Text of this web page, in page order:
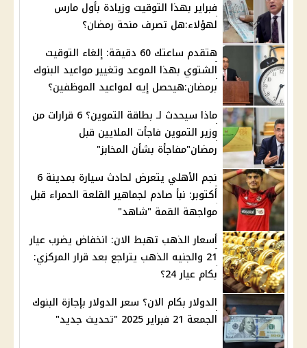
فبراير بهذا التوقيت وزيادة بأول مارس
لهؤلاء:هل تصرف منحة رمضان؟
هتقدم ساعتك 60 دقيقة: إلغاء التوقيت
الشتوي بهذا الموعد وتغيير مواعيد البنوك
برمضان:هيحصل إيه لمواعيد الموظفين؟
ماذا سيحدث لـ بطاقة التموين؟ 6 قرارات من
وزير التموين فاجأت الملايين قبل
رمضان"مفاجأة بشأن المخابز"
نجم الأهلي يتعرض لحادث سيارة بمدينة 6
أكتوبر: نبأ صادم لجماهير القلعة الحمراء قبل
مواجهة القمة "شاهد"
أسعار الذهب تهبط الان: انخفاض يضرب عيار
21 والجنيه الذهب يتراجع بعد قرار المركزي:
بكام عيار 24؟
الدولار بكام الان؟ سعر الدولار بإجازة البنوك
الجمعة 21 فبراير 2025 "تحديث جديد"